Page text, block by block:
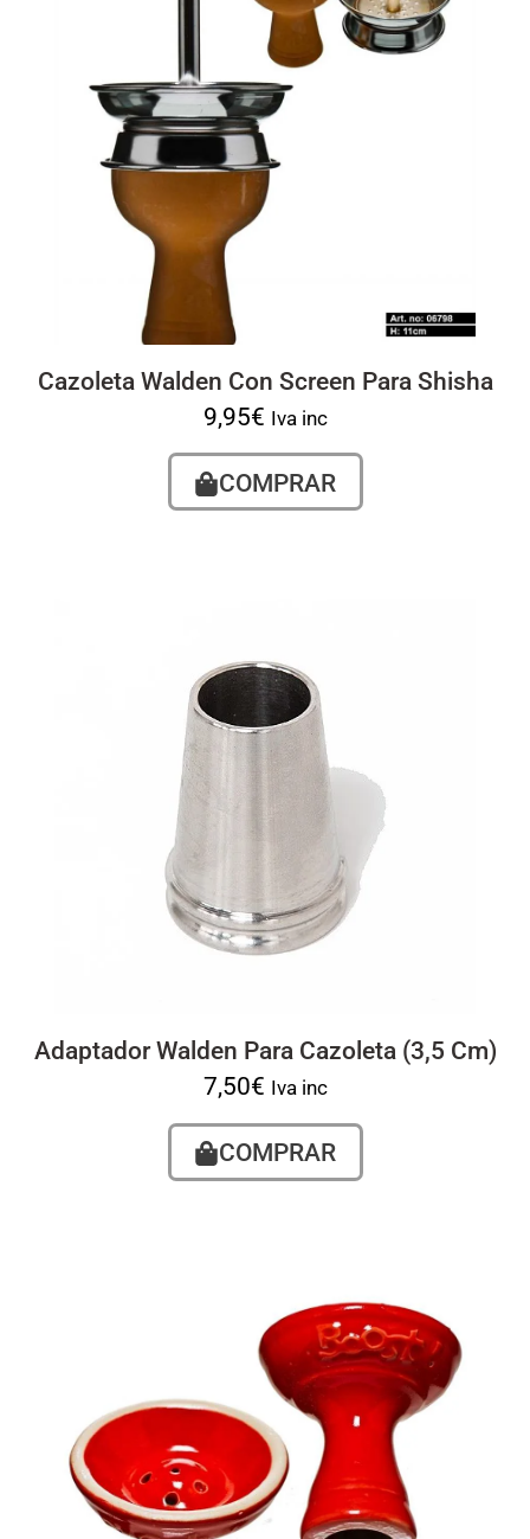
Cazoleta Walden Con Screen Para Shisha
9,95€ Iva inc
COMPRAR
Adaptador Walden Para Cazoleta (3,5 Cm)
7,50€ Iva inc
COMPRAR